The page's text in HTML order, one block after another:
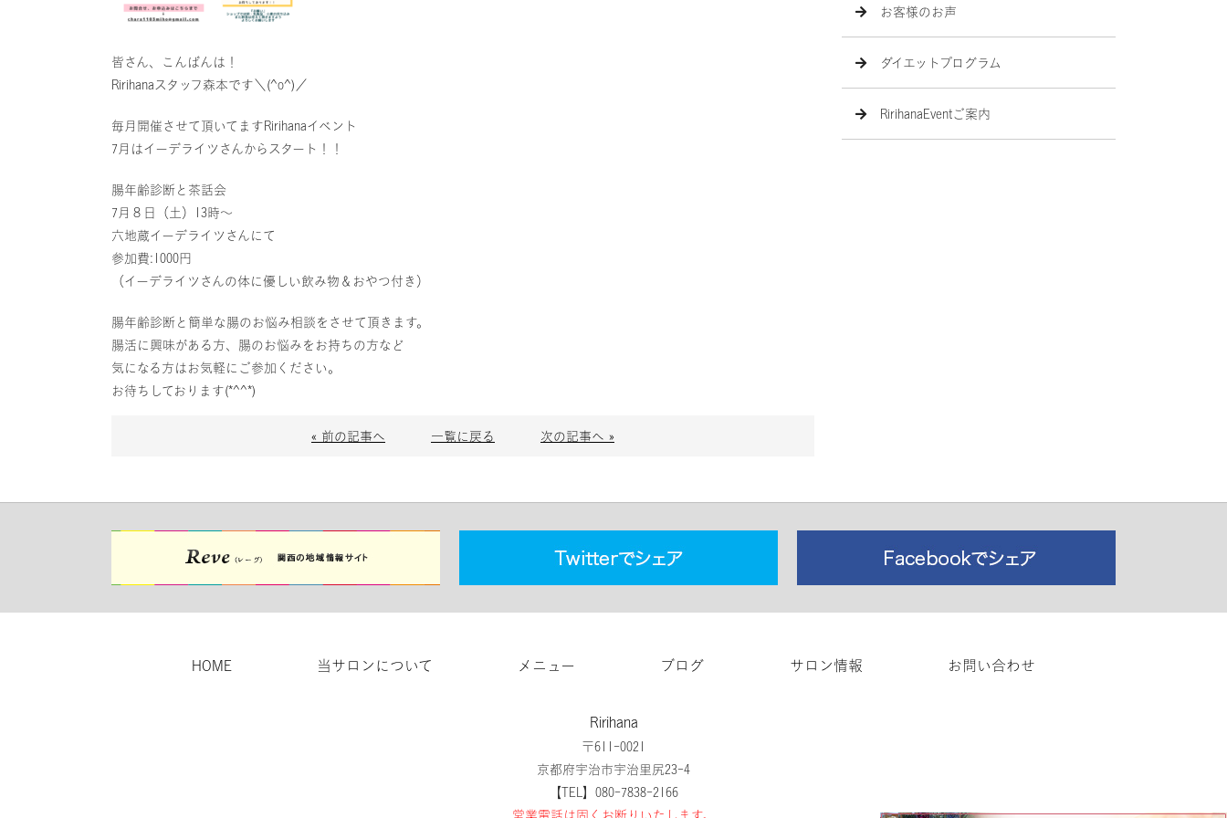
皆さん、こんばんは！
Ririhanaスタッフ森本です＼(^o^)／
毎月開催させて頂いてますRirihanaイベント
7月はイーデライツさんからスタート！！
腸年齢診断と茶話会
7月８日（土）13時〜
六地蔵イーデライツさんにて
参加費:1000円
（イーデライツさんの体に優しい飲み物＆おやつ付き）
腸年齢診断と簡単な腸のお悩み相談をさせて頂きます。
腸活に興味がある方、腸のお悩みをお持ちの方など
気になる方はお気軽にご参加ください。
お待ちしております(*^^*)
« 前の記事へ 一覧に戻る 次の記事へ »
お客様のお声
ダイエットプログラム
RirihanaEventご案内
HOME 当サロンについて メニュー ブログ サロン情報 お問い合わせ
Ririhana
〒611-0021
京都府宇治市宇治里尻23-4
【TEL】080-7838-2166
営業電話は固くお断りいたします。